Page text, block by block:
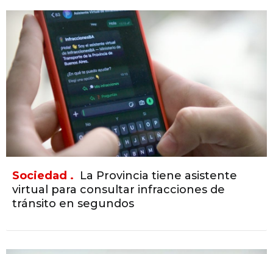
Sociedad . La Provincia tiene asistente
virtual para consultar infracciones de
tránsito en segundos